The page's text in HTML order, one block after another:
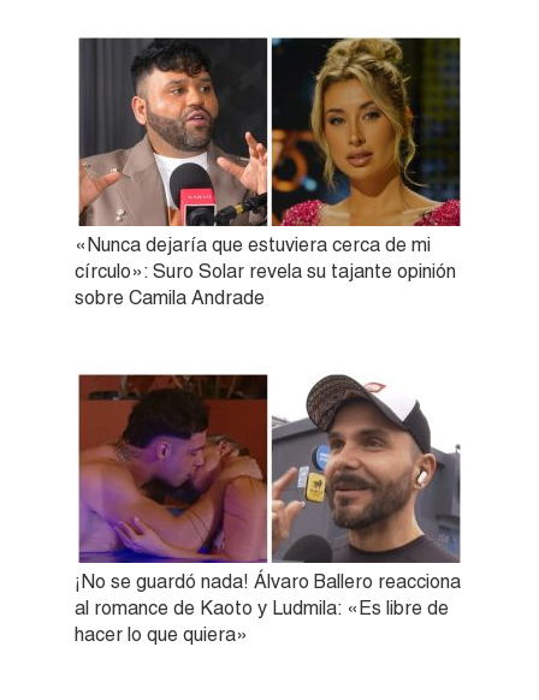
«Nunca dejaría que estuviera cerca de mi
círculo»: Suro Solar revela su tajante opinión
sobre Camila Andrade
¡No se guardó nada! Álvaro Ballero reacciona
al romance de Kaoto y Ludmila: «Es libre de
hacer lo que quiera»